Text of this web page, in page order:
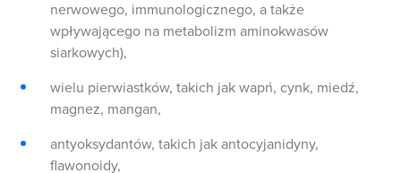
nerwowego, immunologicznego, a także
wpływającego na metabolizm aminokwasów
siarkowych),
wielu pierwiastków, takich jak wapń, cynk, miedź,
magnez, mangan,
antyoksydantów, takich jak antocyjanidyny,
flawonoidy,